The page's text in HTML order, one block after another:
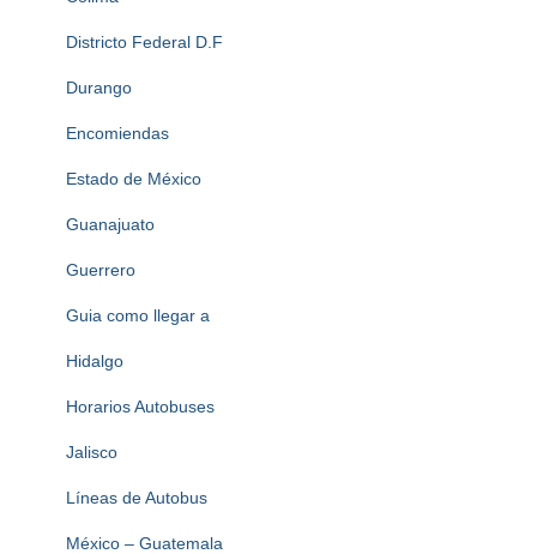
Districto Federal D.F
Durango
Encomiendas
Estado de México
Guanajuato
Guerrero
Guia como llegar a
Hidalgo
Horarios Autobuses
Jalisco
Líneas de Autobus
México – Guatemala